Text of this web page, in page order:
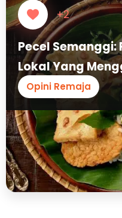
+2
Pecel
Lokal Yang
Opini Remaja